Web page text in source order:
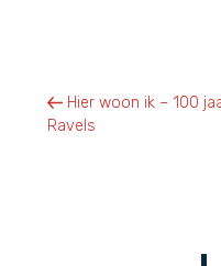
Vorig bericht
Hier woon ik – 100
Ravels